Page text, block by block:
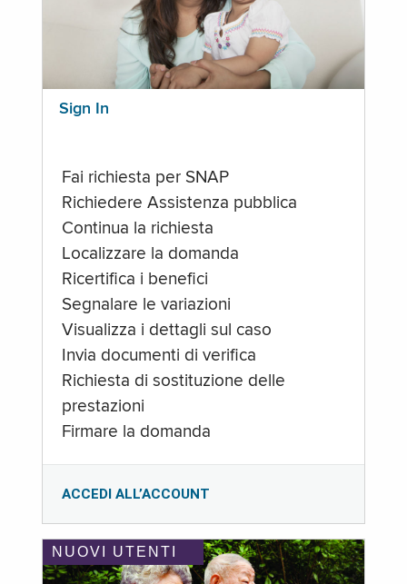
Sign In
Fai richiesta per SNAP
Richiedere Assistenza pubblica
Continua la richiesta
Localizzare la domanda
Ricertifica i benefici
Segnalare le variazioni
Visualizza i dettagli sul caso
Invia documenti di verifica
Richiesta di sostituzione delle
prestazioni
Firmare la domanda
ACCEDI ALL’ACCOUNT
NUOVI UTENTI